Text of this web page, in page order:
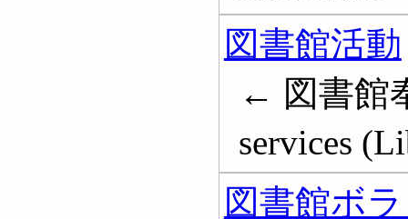
図書館活動
← 図書館
services
図書館ボ